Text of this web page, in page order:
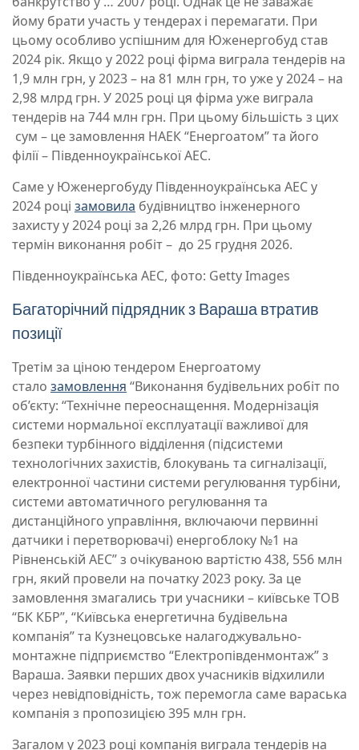
йому брати участь у тендерах і перемагати. При
цьому особливо успішним для Юженергобуд став
2024 рік. Якщо у 2022 році фірма виграла тендерів на
1,9 млн грн, у 2023 – на 81 млн грн, то уже у 2024 – на
2,98 млрд грн. У 2025 році ця фірма уже виграла
тендерів на 744 млн грн. При цьому більшість з цих
сум – це замовлення НАЕК “Енергоатом” та його
філії – Південноукраїнської АЕС.
Саме у Юженергобуду Південноукраїнська АЕС у
2024 році замовила будівництво інженерного
захисту у 2024 році за 2,26 млрд грн. При цьому
термін виконання робіт – до 25 грудня 2026.
Південноукраїнська АЕС, фото: Getty Images
Багаторічний підрядник з Вараша втратив
позиції
Третім за ціною тендером Енергоатому
стало замовлення “Виконання будівельних робіт по
об’єкту: “Технічне переоснащення. Модернізація
системи нормальної експлуатації важливої для
безпеки турбінного відділення (підсистеми
технологічних захистів, блокувань та сигналізації,
електронної частини системи регулювання турбіни,
системи автоматичного регулювання та
дистанційного управління, включаючи первинні
датчики і перетворювачі) енергоблоку №1 на
Рівненській АЕС” з очікуваною вартістю 438, 556 млн
грн, який провели на початку 2023 року. За це
замовлення змагались три учасники – київське ТОВ
“БК КБР”, “Київська енергетична будівельна
компанія” та Кузнецовське налагоджувально-
монтажне підприємство “Електропівденмонтаж” з
Вараша. Заявки перших двох учасників відхилили
через невідповідність, тож перемогла саме вараська
компанія з пропозицією 395 млн грн.
Загалом у 2023 році компанія виграла тендерів на